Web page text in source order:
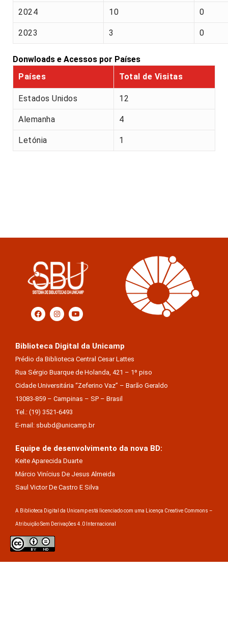
2024 10 0
2023 3 0
Donwloads e Acessos por Países
Países
Total de Visitas
Estados Unidos 12
Alemanha 4
Letónia 1
Biblioteca Digital da Unicamp
Prédio da Biblioteca Central Cesar Lattes
Rua Sérgio Buarque de Holanda, 421 – 1º piso
Cidade Universitária “Zeferino Vaz” – Barão Geraldo
13083-859 – Campinas – SP – Brasil
Tel.: (19) 3521-6493
E-mail: sbubd@unicamp.br
Equipe de desenvolvimento da nova BD:
Keite Aparecida Duarte
Márcio Vinícius De Jesus Almeida
Saul Victor De Castro E Silva
A Biblioteca Digital da Unicamp está licenciado com uma Licença Creative Commons –
Atribuição Sem Derivações 4.0 Internacional